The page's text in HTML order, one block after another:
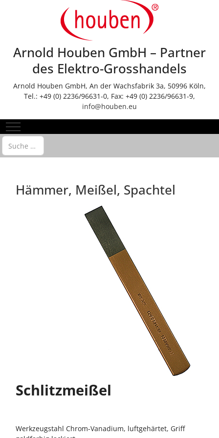
Arnold Houben GmbH – Partner
des Elektro-Grosshandels
Arnold Houben GmbH, An der Wachsfabrik 3a, 50996 Köln,
Tel.: +49 (0) 2236/96631-0, Fax: +49 (0) 2236/96631-9,
info@houben.eu
Mobile Menu Toggle
Suchen
Hämmer, Meißel, Spachtel
Schlitzmeißel
Werkzeugstahl Chrom-Vanadium, luftgehärtet, Griff